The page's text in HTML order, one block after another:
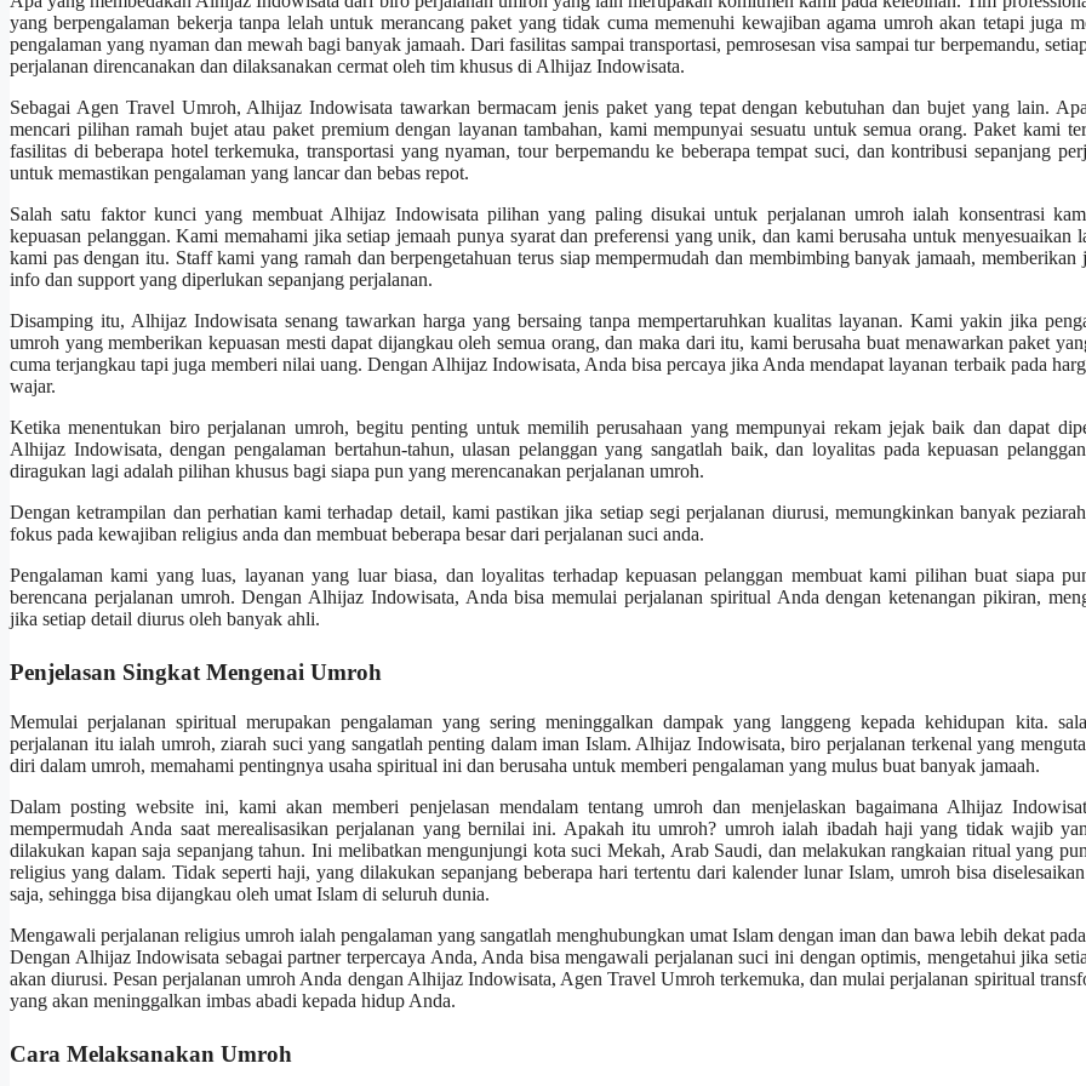
yang berpengalaman bekerja tanpa lelah untuk merancang paket yang tidak cuma memenuhi kewajiban agama umroh akan tetapi juga
pengalaman yang nyaman dan mewah bagi banyak jamaah. Dari fasilitas sampai transportasi, pemrosesan visa sampai tur berpemandu,
perjalanan direncanakan dan dilaksanakan cermat oleh tim khusus di Alhijaz Indowisata.
Sebagai Agen Travel Umroh, Alhijaz Indowisata tawarkan bermacam jenis paket yang tepat dengan kebutuhan dan bujet yang lain.
mencari pilihan ramah bujet atau paket premium dengan layanan tambahan, kami mempunyai sesuatu untuk semua orang. Paket kami
fasilitas di beberapa hotel terkemuka, transportasi yang nyaman, tour berpemandu ke beberapa tempat suci, dan kontribusi sepanjang
untuk memastikan pengalaman yang lancar dan bebas repot.
Salah satu faktor kunci yang membuat Alhijaz Indowisata pilihan yang paling disukai untuk perjalanan umroh ialah konsentrasi
kepuasan pelanggan. Kami memahami jika setiap jemaah punya syarat dan preferensi yang unik, dan kami berusaha untuk menyesuaikan
kami pas dengan itu. Staff kami yang ramah dan berpengetahuan terus siap mempermudah dan membimbing banyak jamaah, memberikan
info dan support yang diperlukan sepanjang perjalanan.
Disamping itu, Alhijaz Indowisata senang tawarkan harga yang bersaing tanpa mempertaruhkan kualitas layanan. Kami yakin jika
umroh yang memberikan kepuasan mesti dapat dijangkau oleh semua orang, dan maka dari itu, kami berusaha buat menawarkan paket
cuma terjangkau tapi juga memberi nilai uang. Dengan Alhijaz Indowisata, Anda bisa percaya jika Anda mendapat layanan terbaik pada
wajar.
Ketika menentukan biro perjalanan umroh, begitu penting untuk memilih perusahaan yang mempunyai rekam jejak baik dan dapat
Alhijaz Indowisata, dengan pengalaman bertahun-tahun, ulasan pelanggan yang sangatlah baik, dan loyalitas pada kepuasan
diragukan lagi adalah pilihan khusus bagi siapa pun yang merencanakan perjalanan umroh.
Dengan ketrampilan dan perhatian kami terhadap detail, kami pastikan jika setiap segi perjalanan diurusi, memungkinkan banyak
fokus pada kewajiban religius anda dan membuat beberapa besar dari perjalanan suci anda.
Pengalaman kami yang luas, layanan yang luar biasa, dan loyalitas terhadap kepuasan pelanggan membuat kami pilihan buat siapa
berencana perjalanan umroh. Dengan Alhijaz Indowisata, Anda bisa memulai perjalanan spiritual Anda dengan ketenangan pikiran,
jika setiap detail diurus oleh banyak ahli.
Penjelasan Singkat Mengenai Umroh
Memulai perjalanan spiritual merupakan pengalaman yang sering meninggalkan dampak yang langgeng kepada kehidupan kita.
perjalanan itu ialah umroh, ziarah suci yang sangatlah penting dalam iman Islam. Alhijaz Indowisata, biro perjalanan terkenal yang
diri dalam umroh, memahami pentingnya usaha spiritual ini dan berusaha untuk memberi pengalaman yang mulus buat banyak jamaah.
Dalam posting website ini, kami akan memberi penjelasan mendalam tentang umroh dan menjelaskan bagaimana Alhijaz
mempermudah Anda saat merealisasikan perjalanan yang bernilai ini. Apakah itu umroh? umroh ialah ibadah haji yang tidak wajib
dilakukan kapan saja sepanjang tahun. Ini melibatkan mengunjungi kota suci Mekah, Arab Saudi, dan melakukan rangkaian ritual yang
religius yang dalam. Tidak seperti haji, yang dilakukan sepanjang beberapa hari tertentu dari kalender lunar Islam, umroh bisa
saja, sehingga bisa dijangkau oleh umat Islam di seluruh dunia.
Mengawali perjalanan religius umroh ialah pengalaman yang sangatlah menghubungkan umat Islam dengan iman dan bawa lebih dekat
Dengan Alhijaz Indowisata sebagai partner terpercaya Anda, Anda bisa mengawali perjalanan suci ini dengan optimis, mengetahui jika
akan diurusi. Pesan perjalanan umroh Anda dengan Alhijaz Indowisata, Agen Travel Umroh terkemuka, dan mulai perjalanan spiritual
yang akan meninggalkan imbas abadi kepada hidup Anda.
Cara Melaksanakan Umroh